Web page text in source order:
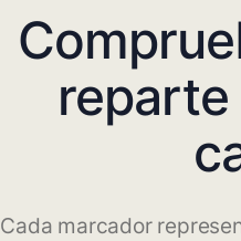
reparte
Cada marcador